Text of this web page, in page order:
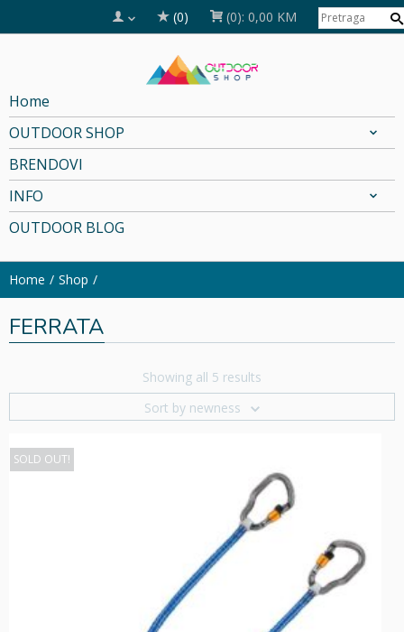
(0) (0): 0,00 KM
Home
OUTDOOR SHOP
BRENDOVI
INFO
OUTDOOR BLOG
Home Shop
FERRATA
Showing all 5 results
Sort by newness
SOLD OUT!